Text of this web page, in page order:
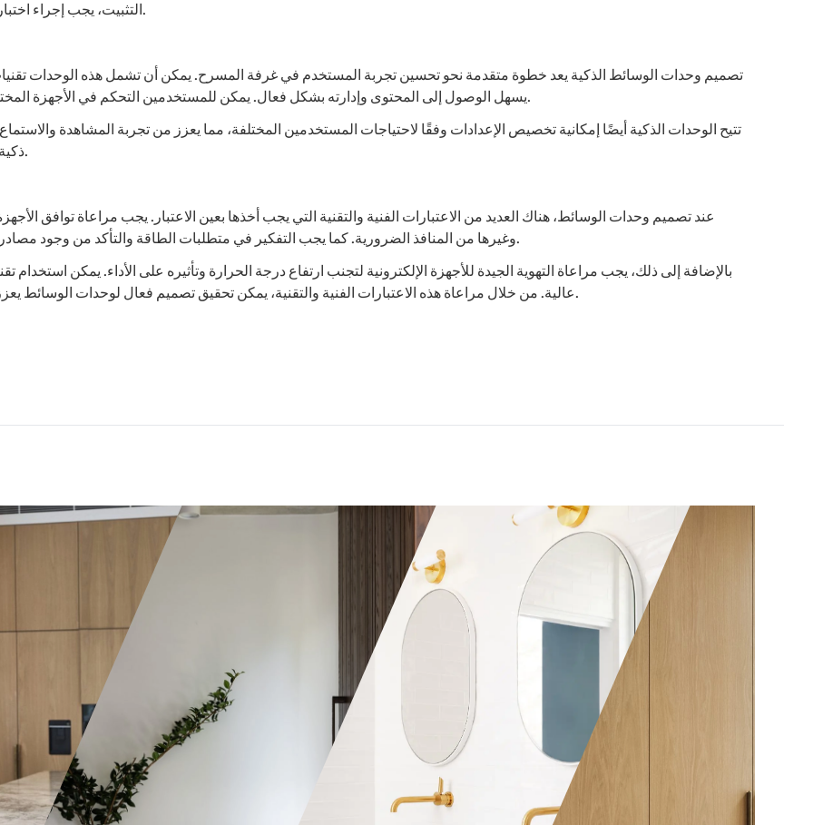
التثبيت، يجب إجراء اختبارات صوتية للتأكد من فعالية اللوحات في تحسين جودة الصوت.
تصميم وحدات الوسائط الذكية يعد خطوة متقدمة نحو تحسين تجربة المستخدم في غرفة المسرح. يمكن أن تشمل هذه الوحدات
يسهل الوصول إلى المحتوى وإدارته بشكل فعال. يمكن للمستخدمين التحكم في الأجهزة المختلفة من خلال تطبيقات الهواتف الذكية أو أجهزة التحكم عن بُعد.
تتيح الوحدات الذكية أيضًا إمكانية تخصيص الإعدادات وفقًا لاحتياجات المستخدمين المختلفة، مما يعزز من تجربة المشاهدة
ذكية تساعد في تنظيم المحتوى بشكل أفضل وتسهيل الوصول إليه.
عند تصميم وحدات الوسائط، هناك العديد من الاعتبارات الفنية والتقنية التي يجب أخذها بعين الاعتبار. يجب مراعاة توافق
الأجهزة مثل HDMI وUSB وغيرها من المنافذ الضرورية. كما يجب التفكير في متطلبات الطاقة والتأكد من وجود مصادر طاقة كافية لتشغيل جميع الأجهزة.
بالإضافة إلى ذلك، يجب مراعاة التهوية الجيدة للأجهزة الإلكترونية لتجنب ارتفاع درجة الحرارة وتأثيره على الأداء. يمكن
عالية. من خلال مراعاة هذه الاعتبارات الفنية والتقنية، يمكن تحقيق تصميم فعال لوحدات الوسائط يعزز من تجربة المستخدم ويضمن أداءً ممتازًا للأجهزة المستخدمة.
A wardrobe can either be a
simple and elegant
arrangement of shelves or it
can be a real fancy affair with
all the bells and whistles